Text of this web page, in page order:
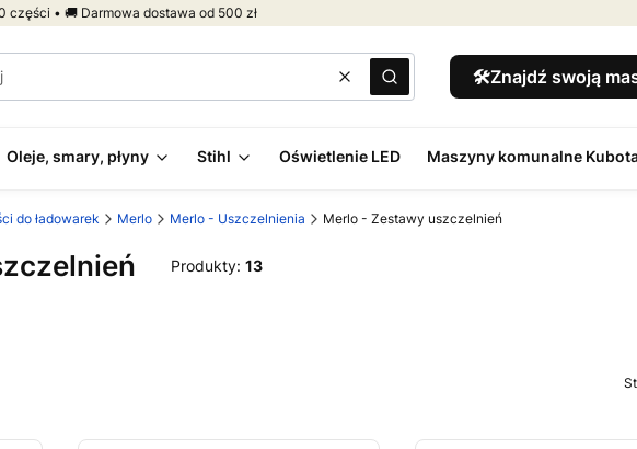
części • 🚚 Darmowa dostawa od 500 zł
WyczyśćSzukaj 🛠️Znajdź swoją
Oleje, smary, płyny Stihl Oświetlenie LED Maszyny komunalne
do ładowarek Merlo Merlo - Uszczelnienia Merlo - Zestawy uszczelnień
Produkty: 13